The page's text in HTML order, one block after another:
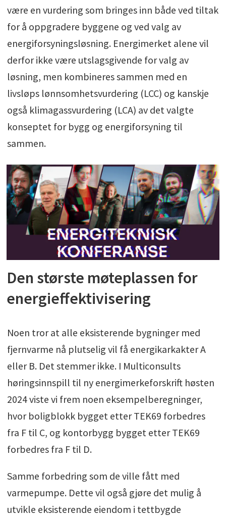
være en vurdering som bringes inn både ved tiltak
for å oppgradere byggene og ved valg av
energiforsyningsløsning. Energimerket alene vil
derfor ikke være utslagsgivende for valg av
løsning, men kombineres sammen med en
livsløps lønnsomhetsvurdering (LCC) og kanskje
også klimagassvurdering (LCA) av det valgte
konseptet for bygg og energiforsyning til
sammen.
Den største møteplassen for
energieffektivisering
Noen tror at alle eksisterende bygninger med
fjernvarme nå plutselig vil få energikarkakter A
eller B. Det stemmer ikke. I Multiconsults
høringsinnspill til ny energimerkeforskrift høsten
2024 viste vi frem noen eksempelberegninger,
hvor boligblokk bygget etter TEK69 forbedres
fra F til C, og kontorbygg bygget etter TEK69
forbedres fra F til D.
Samme forbedring som de ville fått med
varmepumpe. Dette vil også gjøre det mulig å
utvikle eksisterende eiendom i tettbygde